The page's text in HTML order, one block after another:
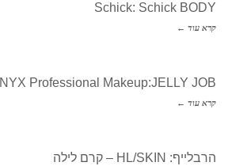
Schick: Schick BODY
קרא עוד ←
NYX Professional Makeup:JELLY JOB
קרא עוד ←
הרבלייף: HL/SKIN – קרם לילה